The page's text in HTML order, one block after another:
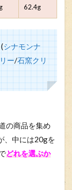
62.4g
シナモンナ
ー/石窯クリ
の商品を集め
、中には20gを
どれを選ぶか